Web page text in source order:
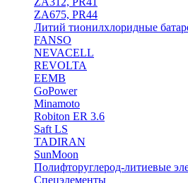
ZA675, PR44
Литий тионилхлоридные
FANSO
NEVACELL
REVOLTA
EEMB
GoPower
Minamoto
Robiton ER 3.6
Saft LS
TADIRAN
SunMoon
Полифторуглерод-литиевые
Спецэлементы